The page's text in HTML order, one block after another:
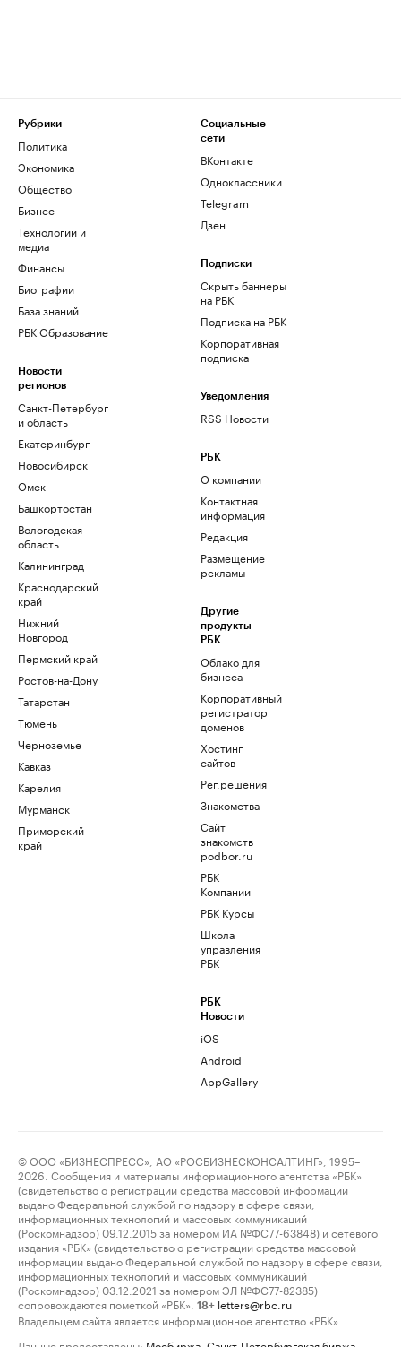
Рубрики
Политика
Экономика
Общество
Бизнес
Технологии и
медиа
Финансы
Биографии
База знаний
РБК Образование
Новости
регионов
Санкт-Петербург
и область
Екатеринбург
Новосибирск
Омск
Башкортостан
Вологодская
область
Калининград
Краснодарский
край
Нижний
Новгород
Пермский край
Ростов-на-Дону
Татарстан
Тюмень
Черноземье
Кавказ
Карелия
Мурманск
Приморский
край
Социальные
сети
ВКонтакте
Одноклассники
Telegram
Дзен
Подписки
Скрыть баннеры
на РБК
Подписка на РБК
Корпоративная
подписка
Уведомления
RSS Новости
РБК
О компании
Контактная
информация
Редакция
Размещение
рекламы
Другие
продукты
РБК
Облако для
бизнеса
Корпоративный
регистратор
доменов
Хостинг
сайтов
Рег.решения
Знакомства
Сайт
знакомств
podbor.ru
РБК
Компании
РБК Курсы
Школа
управления
РБК
РБК
Новости
iOS
Android
AppGallery
© ООО «БИЗНЕСПРЕСС», АО «РОСБИЗНЕСКОНСАЛТИНГ», 1995–
2026. Сообщения и материалы информационного агентства «РБК»
(свидетельство о регистрации средства массовой информации
выдано Федеральной службой по надзору в сфере связи,
информационных технологий и массовых коммуникаций
(Роскомнадзор) 09.12.2015 за номером ИА №ФС77-63848) и сетевого
издания «РБК» (свидетельство о регистрации средства массовой
информации выдано Федеральной службой по надзору в сфере связи,
информационных технологий и массовых коммуникаций
(Роскомнадзор) 03.12.2021 за номером ЭЛ №ФС77-82385)
сопровождаются пометкой «РБК».
18+ letters@rbc.ru
Владельцем сайта является информационное агентство «РБК».